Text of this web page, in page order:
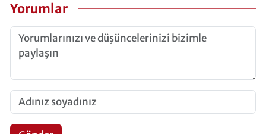
Yorumlar